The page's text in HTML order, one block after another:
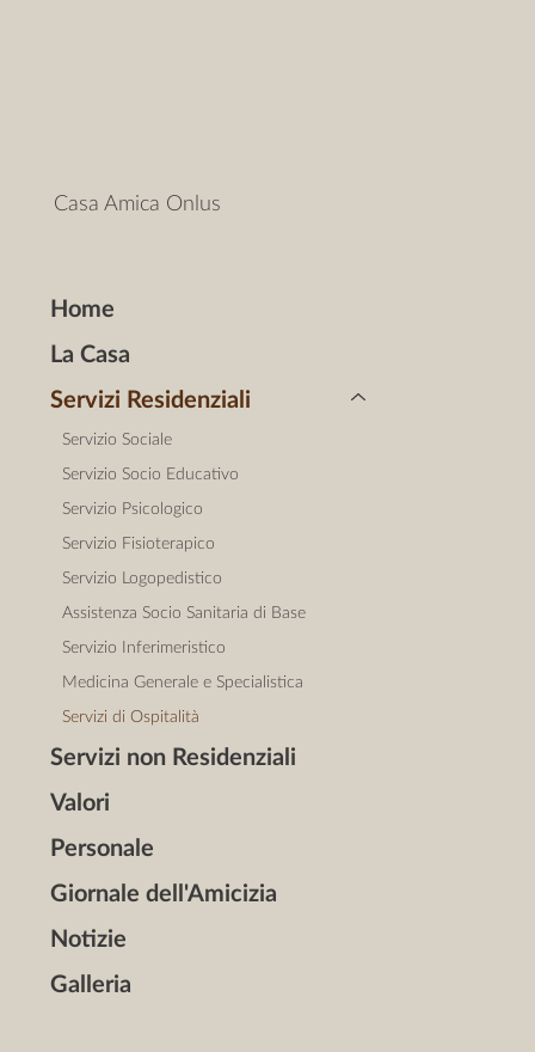
Casa Amica Onlus
Home
La Casa
Servizi Residenziali
Servizio Sociale
Servizio Socio Educativo
Servizio Psicologico
Servizio Fisioterapico
Servizio Logopedistico
Assistenza Socio Sanitaria di Base
Servizio Inferimeristico
Medicina Generale e Specialistica
Servizi di Ospitalità
Servizi non Residenziali
Valori
Personale
Giornale dell'Amicizia
Notizie
Galleria